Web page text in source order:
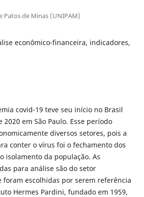
Patos de Minas (UNIPAM)
econômico-financeira, indicadores,
covid-19 teve seu início no Brasil
em São Paulo. Esse período
diversos setores, pois a
conter o vírus foi o fechamento dos
isolamento da população. As
para análise são do setor
escolhidas por serem referência
Hermes Pardini, fundado em 1959,